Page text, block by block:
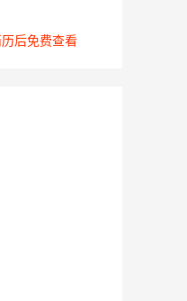
后免费查看